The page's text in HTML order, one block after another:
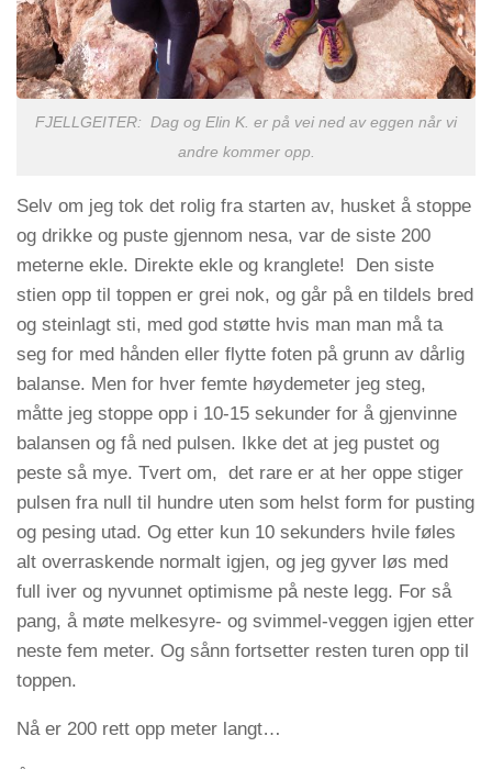
FJELLGEITER: Dag og Elin K. er på vei ned av eggen når vi
andre kommer opp.
Selv om jeg tok det rolig fra starten av, husket å stoppe
og drikke og puste gjennom nesa, var de siste 200
meterne ekle. Direkte ekle og kranglete! Den siste
stien opp til toppen er grei nok, og går på en tildels bred
og steinlagt sti, med god støtte hvis man man må ta
seg for med hånden eller flytte foten på grunn av dårlig
balanse. Men for hver femte høydemeter jeg steg,
måtte jeg stoppe opp i 10-15 sekunder for å gjenvinne
balansen og få ned pulsen. Ikke det at jeg pustet og
peste så mye. Tvert om, det rare er at her oppe stiger
pulsen fra null til hundre uten som helst form for pusting
og pesing utad. Og etter kun 10 sekunders hvile føles
alt overraskende normalt igjen, og jeg gyver løs med
full iver og nyvunnet optimisme på neste legg. For så
pang, å møte melkesyre- og svimmel-veggen igjen etter
neste fem meter. Og sånn fortsetter resten turen opp til
toppen.
Nå er 200 rett opp meter langt…